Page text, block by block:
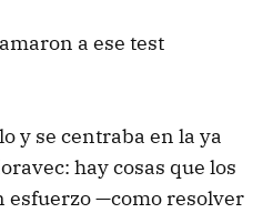
a ese test
y se centraba en la ya
hay cosas que los
esfuerzo —como resolver